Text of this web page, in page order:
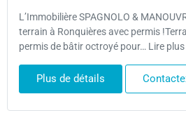
L’Immobilière SPAGNOLO &
terrain à Ronquières avec permis
permis de bâtir octroyé pour… Lire plus
Plus de détails